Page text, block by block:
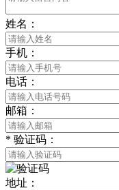
姓名：
手机：
电话：
邮箱：
* 验证码：
地址：